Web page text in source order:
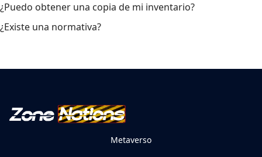
¿Puedo obtener una copia de mi inventario?
¿Existe una normativa?
Metaverso